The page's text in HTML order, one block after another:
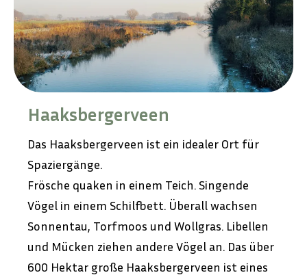
Haaksbergerveen
Das Haaksbergerveen ist ein idealer Ort für
Spaziergänge.
Frösche quaken in einem Teich. Singende
Vögel in einem Schilfbett. Überall wachsen
Sonnentau, Torfmoos und Wollgras. Libellen
und Mücken ziehen andere Vögel an. Das über
600 Hektar große Haaksbergerveen ist eines